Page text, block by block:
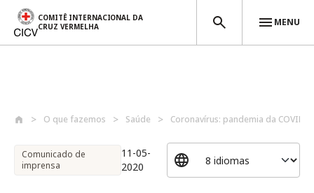
COMITÊ INTERNACIONAL DA
CRUZ VERMELHA
MENU
O que fazemos Saúde Coronavírus: pandemia da COVID-
Comunicado de
imprensa
11-05-
2020